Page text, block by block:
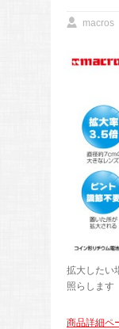
macros
拡大したい
照らします
商品詳細ペ